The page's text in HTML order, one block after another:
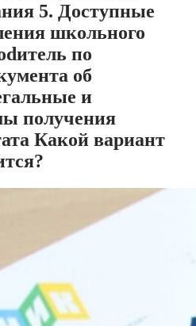
5. Доступные
школьного
по
об
и
получения
Какой вариант